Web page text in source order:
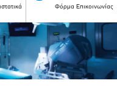
Φόρμα Επικοινωνίας